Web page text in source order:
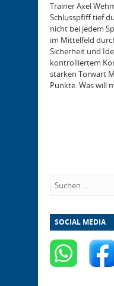
Trainer Axel
Schlusspfiff tief
nicht bei jedem
im Mittelfeld
Sicherheit und
kontrolliertem
starken Torwart
Punkte. Was will
SOCIAL MEDIA